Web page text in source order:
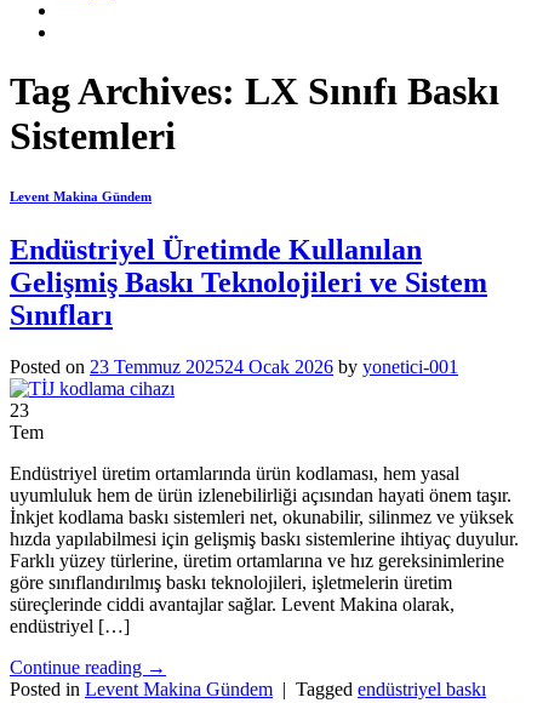
Tag Archives: LX Sınıfı Baskı
Sistemleri
Levent Makina Gündem
Endüstriyel Üretimde Kullanılan
Gelişmiş Baskı Teknolojileri ve Sistem
Sınıfları
Posted on 23 Temmuz 202524 Ocak 2026 by yonetici-001
23
Tem
Endüstriyel üretim ortamlarında ürün kodlaması, hem yasal
uyumluluk hem de ürün izlenebilirliği açısından hayati önem taşır.
İnkjet kodlama baskı sistemleri net, okunabilir, silinmez ve yüksek
hızda yapılabilmesi için gelişmiş baskı sistemlerine ihtiyaç duyulur.
Farklı yüzey türlerine, üretim ortamlarına ve hız gereksinimlerine
göre sınıflandırılmış baskı teknolojileri, işletmelerin üretim
süreçlerinde ciddi avantajlar sağlar. Levent Makina olarak,
endüstriyel […]
Continue reading →
Posted in Levent Makina Gündem | Tagged endüstriyel baskı